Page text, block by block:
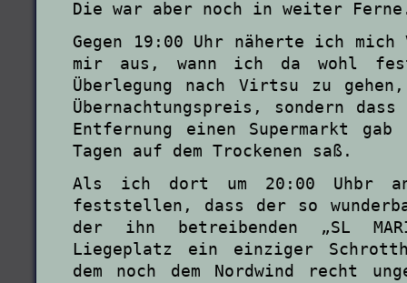
Die war aber noch in weiter
Gegen 19:00 Uhr näherte ich
mir aus, wann ich da wohl
Überlegung nach Virtsu zu
Übernachtungspreis, sondern
Entfernung einen Supermarkt
Tagen auf dem Trockenen saß.
Als ich dort um 20:00 Uhbr
feststellen, dass der so
der ihn betreibenden „SL
Liegeplatz ein einziger
dem noch dem Nordwind recht